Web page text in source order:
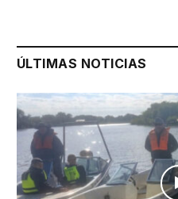
ÚLTIMAS NOTICIAS